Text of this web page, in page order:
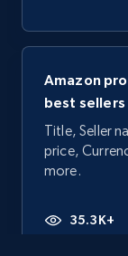
Amazon
best sellers
Title, Seller
price,
more.
35.3K+